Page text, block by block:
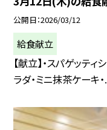
公開日 2026/03/12
給食献立
【献立】・スパゲッテ
ラダ・ミニ抹茶ケーキ・